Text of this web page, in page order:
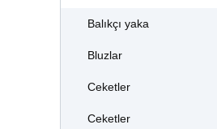
Balıkçı yaka
Bluzlar
Ceketler
Ceketler